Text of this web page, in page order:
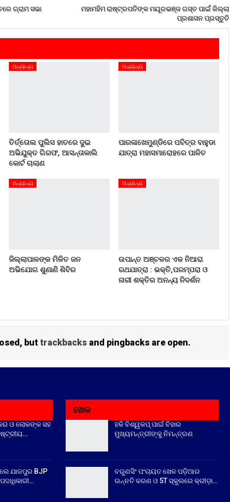
ଗ୍ରାମ ସଭା
ମହାମହିମ ରାଷ୍ଟ୍ରପତିଙ୍କ ମୟୂରଭଞ୍ଜ ଗସ୍ତ ପାଇଁ ଜିଲ୍ଲା
ପ୍ରଶାସନ ପ୍ରସ୍ତୁତି
ଅନ୍ୟାନ୍ୟ
ତିର୍ତ୍ତୋଲ ପୁଲିସ ହାତରେ ଦୁଇ
ଅଭିଯୁକ୍ତ ଗିରଫ, ଆସନ୍ତାକାଲି
କୋର୍ଟ ଚାଲାଣ
ଅନ୍ୟାନ୍ୟ
ପାରଳାଖେମୁଣ୍ଡିରେ ପବିତ୍ର ବାହୁଡା
ଯାତ୍ରା ମହାସମାରୋହରେ ପାଳିତ
ଅନ୍ୟାନ୍ୟ
ଜିଲ୍ଲାପାଳଙ୍କ ମିଳିତ ଜନ
ଅଭିଯୋଗ ଶୁଣାଣି ଶିବିର
ଅନ୍ୟାନ୍ୟ
ଉପାନ୍ତ ଅଞ୍ଚଳର ଏକ ନିଆରା
ରଥଯାତ୍ରା : ଭକ୍ତି,ପରମ୍ପରା ଓ
ନାରୀ ଶକ୍ତିର ଅନନ୍ୟ ନିଦର୍ଶନ
buttrackbacksand pingbacks are open.
ଓ ଲୋକଙ୍କ ସହ
ଯାଜପୁର BJP
ଖେଳ
ହକି ବିଶ୍ୱକପ୍ ପାଇଁ ବିହାର
ମୁଖ୍ୟମନ୍ତ୍ରୀଙ୍କୁ ନିମନ୍ତ୍ରଣ
ବରୁଣସିଂ ପଂଚାୟତ ଖେଳ ପଡ଼ିଆର
ଉନ୍ନତି କରଣ ଓ 5T ସ୍କୁଲରେ କ୍ରୀଡ଼ା…